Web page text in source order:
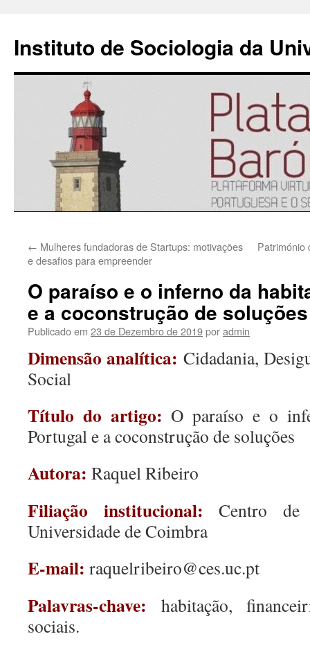
Instituto de Sociologia da
para
conteúdo
← Mulheres fundadoras de Startups: motivações
e desafios para empreender
Património
O paraíso e o inferno da
e a coconstrução de soluções
Publicado em 23 de Dezembro de 2019poradmin
Dimensão analítica: Cidadania,
Social
Título do artigo:O paraíso e o
Portugal e a coconstrução de soluções
Autora: Raquel Ribeiro
Filiação institucional: Centro de
Universidade de Coimbra
E-mail: raquelribeiro@ces.uc.pt
Palavras-chave: habitação,
sociais.